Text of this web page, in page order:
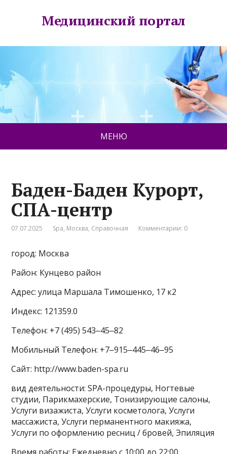
Медицинский портал
МЕНЮ
Баден-Баден Курорт,
СПА-центр
07.07.2025 Spa, Москва, Справочная Комментарии: 0
город: Москва
Район: Кунцево район
Адрес: улица Маршала Тимошенко, 17 к2
Индекс: 121359.0
Телефон: +7 (495) 543‒45‒82
Мобильный Телефон: +7‒915‒445‒46‒95
Сайт: http://www.baden-spa.ru
вид деятельности: SPA-процедуры, Ногтевые
студии, Парикмахерские, Тонизирующие салоны,
Услуги визажиста, Услуги косметолога, Услуги
массажиста, Услуги перманентного макияжа,
Услуги по оформлению ресниц / бровей, Эпиляция